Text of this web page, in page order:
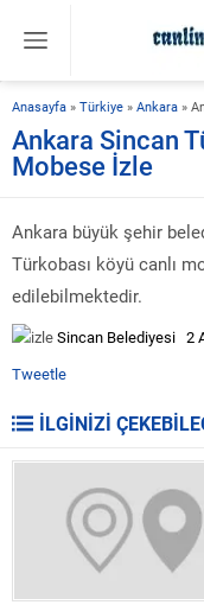
Anasayfa » Türkiye » Ankara »
Ankara Sincan
Mobese İzle
Ankara büyük şehir
Türkobası köyü canlı
edilebilmektedir.
Sincan Belediyesi 2
Tweetle
İLGİNİZİ